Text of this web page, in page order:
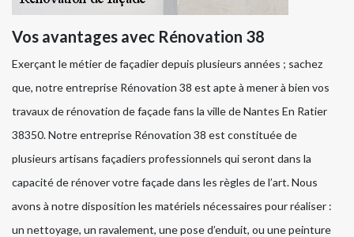
Vos avantages avec Rénovation 38
Exerçant le métier de façadier depuis plusieurs années ; sachez
que, notre entreprise Rénovation 38 est apte à mener à bien vos
travaux de rénovation de façade fans la ville de Nantes En Ratier
38350. Notre entreprise Rénovation 38 est constituée de
plusieurs artisans façadiers professionnels qui seront dans la
capacité de rénover votre façade dans les règles de l’art. Nous
avons à notre disposition les matériels nécessaires pour réaliser :
un nettoyage, un ravalement, une pose d’enduit, ou une peinture